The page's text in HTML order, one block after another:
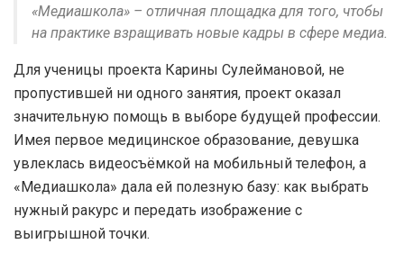
«Медиашкола» – отличная площадка для того, чтобы
на практике взращивать новые кадры в сфере медиа.
Для ученицы проекта Карины Сулеймановой, не
пропустившей ни одного занятия, проект оказал
значительную помощь в выборе будущей профессии.
Имея первое медицинское образование, девушка
увлеклась видеосъёмкой на мобильный телефон, а
«Медиашкола» дала ей полезную базу: как выбрать
нужный ракурс и передать изображение с
выигрышной точки.